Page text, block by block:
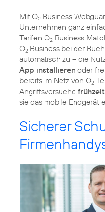
Mit O2 Business
Unternehmen ganz
Tarifen O2 Business
O2 Business bei der
automatisch zu – die
App installieren oder
bereits im Netz von O2
Angriffsversuche
sie das mobile Endgerät
Sicherer